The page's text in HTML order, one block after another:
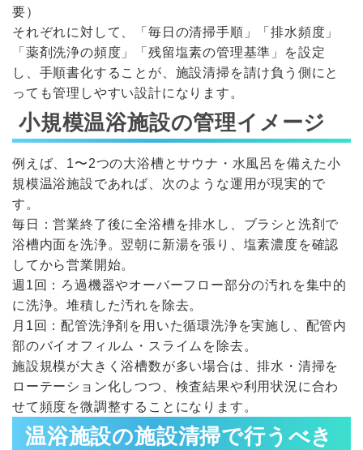
要）
それぞれに対して、「毎日の清掃手順」「排水頻度」
「薬剤洗浄の頻度」「残留塩素の管理基準」を設定
し、手順書化することが、施設清掃を請け負う側にと
っても管理しやすい設計になります。
小規模温浴施設の管理イメージ
例えば、1〜2つの大浴槽とサウナ・水風呂を備えた小
規模温浴施設であれば、次のような運用が現実的で
す。
毎日：営業終了後に全浴槽を排水し、ブラシと洗剤で
浴槽内面を洗浄。翌朝に新湯を張り、塩素濃度を確認
してから営業開始。
週1回：ろ過機器やオーバーフロー部分の汚れを集中的
に洗浄。堆積した汚れを除去。
月1回：配管洗浄剤を用いた循環洗浄を実施し、配管内
部のバイオフィルム・スライムを除去。
施設規模が大きく浴槽数が多い場合は、排水・清掃を
ローテーション化しつつ、検査結果や利用状況に合わ
せて頻度を微調整することになります。
温浴施設の施設清掃で行うべき